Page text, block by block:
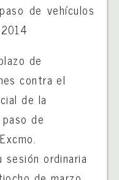
de vehículos
de
contra el
de la
de
sesión ordinaria